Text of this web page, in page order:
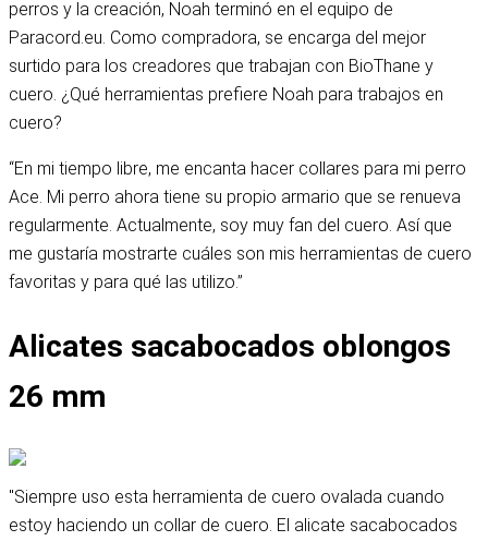
perros y la creación, Noah terminó en el equipo de
Paracord.eu. Como compradora, se encarga del mejor
surtido para los creadores que trabajan con BioThane y
cuero. ¿Qué herramientas prefiere Noah para trabajos en
cuero?
“En mi tiempo libre, me encanta hacer collares para mi perro
Ace. Mi perro ahora tiene su propio armario que se renueva
regularmente. Actualmente, soy muy fan del cuero. Así que
me gustaría mostrarte cuáles son mis herramientas de cuero
favoritas y para qué las utilizo.”
Alicates sacabocados oblongos
26 mm
"Siempre uso esta herramienta de cuero ovalada cuando
estoy haciendo un collar de cuero. El alicate sacabocados